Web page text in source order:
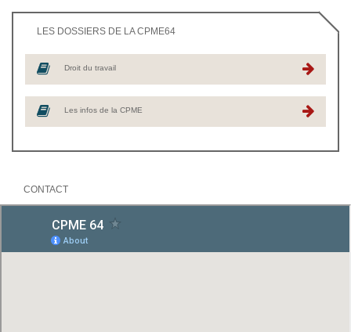
LES DOSSIERS DE LA CPME64
Droit du travail
Les infos de la CPME
CONTACT